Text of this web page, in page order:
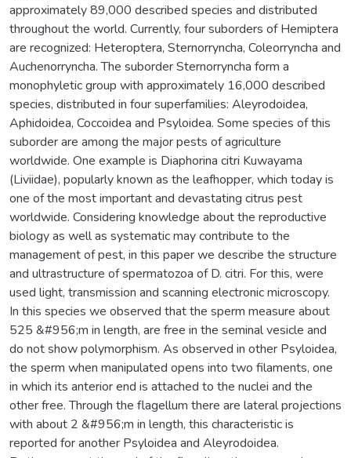
approximately 89,000 described species and distributed
throughout the world. Currently, four suborders of Hemiptera
are recognized: Heteroptera, Sternorryncha, Coleorryncha and
Auchenorryncha. The suborder Sternorryncha form a
monophyletic group with approximately 16,000 described
species, distributed in four superfamilies: Aleyrodoidea,
Aphidoidea, Coccoidea and Psyloidea. Some species of this
suborder are among the major pests of agriculture
worldwide. One example is Diaphorina citri Kuwayama
(Liviidae), popularly known as the leafhopper, which today is
one of the most important and devastating citrus pest
worldwide. Considering knowledge about the reproductive
biology as well as systematic may contribute to the
management of pest, in this paper we describe the structure
and ultrastructure of spermatozoa of D. citri. For this, were
used light, transmission and scanning electronic microscopy.
In this species we observed that the sperm measure about
525 &#956;m in length, are free in the seminal vesicle and
do not show polymorphism. As observed in other Psyloidea,
the sperm when manipulated opens into two filaments, one
in which its anterior end is attached to the nuclei and the
other free. Through the flagellum there are lateral projections
with about 2 &#956;m in length, this characteristic is
reported for another Psyloidea and Aleyrodoidea.